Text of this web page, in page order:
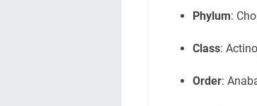
Phylum:
Class:
Order: